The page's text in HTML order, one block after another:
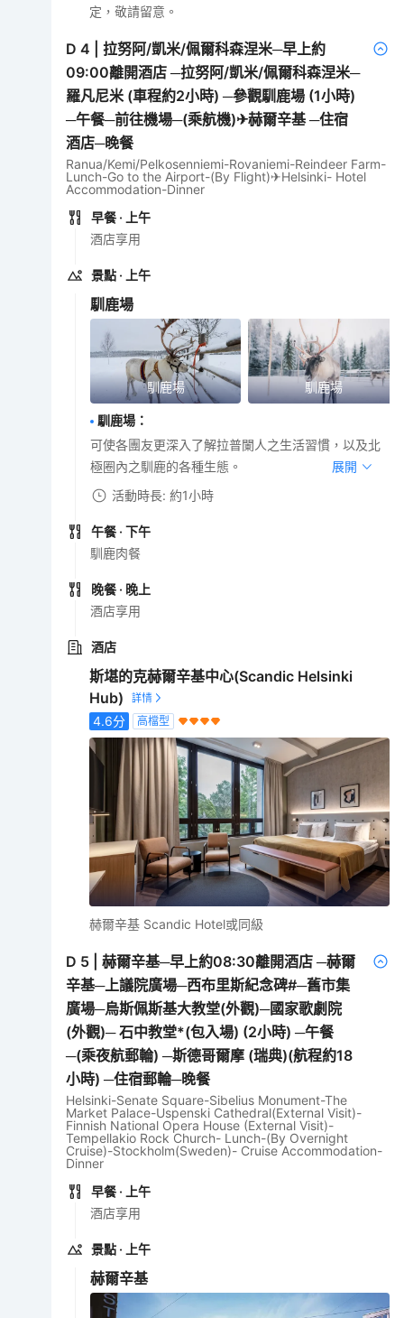
定，敬請留意。
D4 |拉努阿/凱米/佩爾科森涅米─早上約
09:00離開酒店 ─拉努阿/凱米/佩爾科森涅米─
羅凡尼米 (車程約2小時) ─參觀馴鹿場 (1小時)
─午餐─前往機場─(乘航機)✈赫爾辛基 ─住宿
酒店─晚餐
Ranua/Kemi/Pelkosenniemi-Rovaniemi-Reindeer Farm-
Lunch-Go to the Airport-(By Flight)✈Helsinki- Hotel
Accommodation-Dinner
早餐 · 上午
酒店享用
景點 · 上午
馴鹿場
馴鹿場 馴鹿場
馴鹿場 ：
可使各團友更深入了解拉普闌人之生活習慣，以及北
極圈內之馴鹿的各種生態。
展開
活動時長: 約1小時
午餐 · 下午
馴鹿肉餐
晚餐 · 晚上
酒店享用
酒店
斯堪的克赫爾辛基中心(Scandic Helsinki
Hub)
4.6分 高檔型
赫爾辛基 Scandic Hotel或同級
D 5 |赫爾辛基─早上約08:30離開酒店 ─赫爾
辛基─上議院廣場─西布里斯紀念碑#─舊市集
廣場─烏斯佩斯基大教堂(外觀)─國家歌劇院
(外觀)─ 石中教堂*(包入場) (2小時) ─午餐
─(乘夜航郵輪) ─斯德哥爾摩 (瑞典)(航程約18
小時) ─住宿郵輪─晚餐
Helsinki-Senate Square-Sibelius Monument-The
Market Palace-Uspenski Cathedral(External Visit)-
Finnish National Opera House (External Visit)-
Tempellakio Rock Church- Lunch-(By Overnight
Cruise)-Stockholm(Sweden)- Cruise Accommodation-
Dinner
早餐 · 上午
酒店享用
景點 · 上午
赫爾辛基